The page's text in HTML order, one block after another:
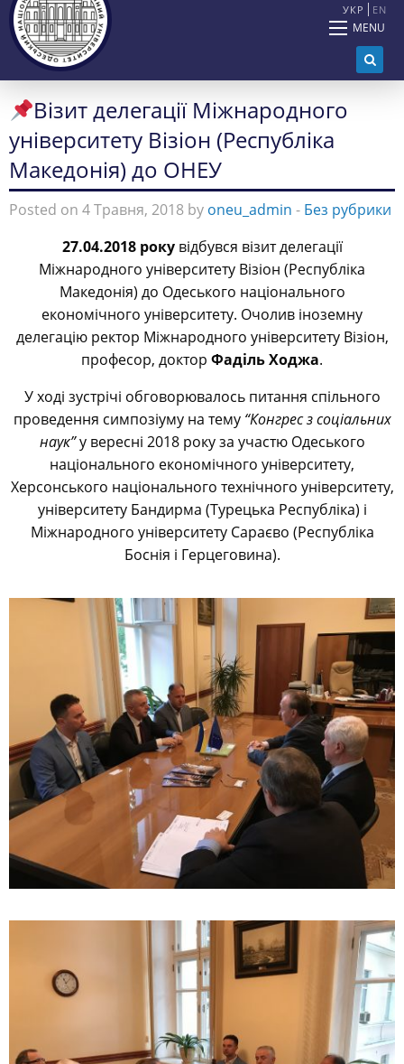
УКР EN
MENU
Візит делегації Міжнародного
університету Візіон (Республіка
Македонія) до ОНЕУ
Posted on 4 Травня, 2018 by oneu_admin - Без рубрики
27.04.2018 рокувідбувся візит делегації
Міжнародного університету Візіон (Республіка
Македонія) до Одеського національного
економічного університету. Очолив іноземну
делегацію ректор Міжнародного університету Візіон,
професор, доктор Фаділь Ходжа.
У ході зустрічі обговорювалось питання спільного
проведення симпозіуму на тему “Конгрес з соціальних
наук”у вересні 2018 року за участю Одеського
національного економічного університету,
Херсонського національного технічного університету,
університету Бандирма (Турецька Республіка) і
Міжнародного університету Сараєво (Республіка
Боснія і Герцеговина).